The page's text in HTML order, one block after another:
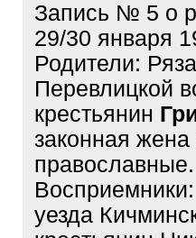
Запись № 5 о
29/30 января
Родители:
Перевлицкой
крестьянин
законная
православные.
уезда